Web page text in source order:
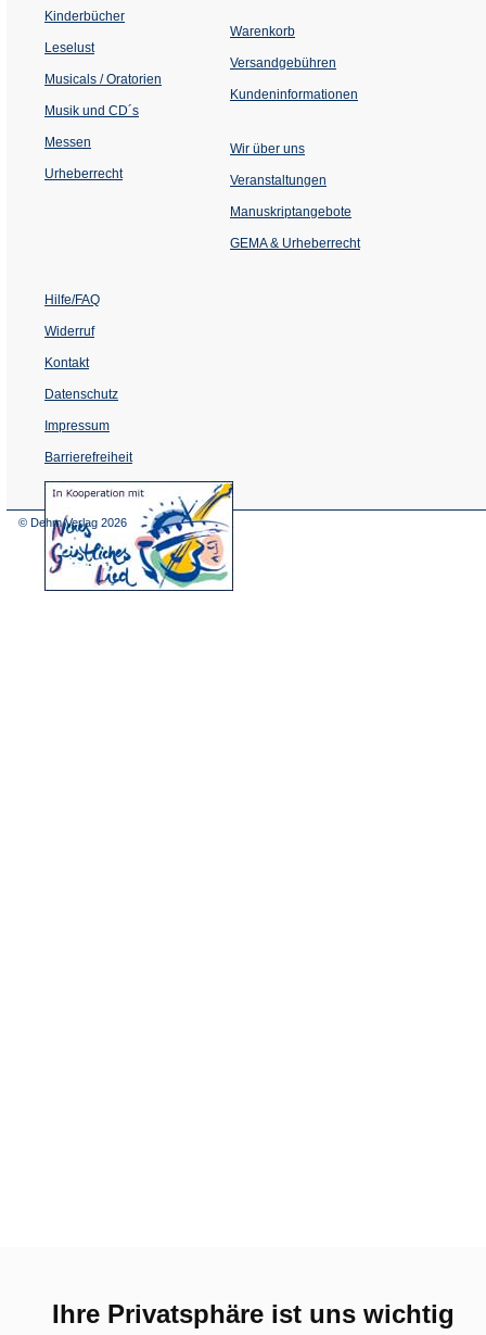
Ihre Privatsphäre ist uns wichtig
Kinderbücher
Leselust
Musicals / Oratorien
Musik und CD´s
Messen
Urheberrecht
Warenkorb
Versandgebühren
Kundeninformationen
Wir über uns
Veranstaltungen
einem
Tab)
Manuskriptangebote
GEMA & Urheberrecht
Hilfe/FAQ
Widerruf
Kontakt
Datenschutz
Impressum
Barrierefreiheit
(Öffnet
in
© Dehm Verlag 2026